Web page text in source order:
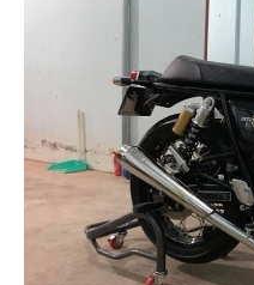
DƯỠNG
BALO
ĐEO
GIVI
MOTO